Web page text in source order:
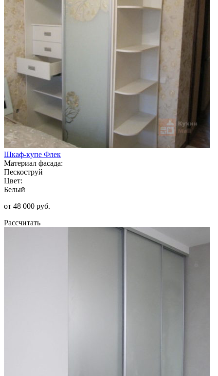
Шкаф-купе Флек
Материал фасада:
Пескоструй
Цвет:
Белый
от 48 000 руб.
Рассчитать